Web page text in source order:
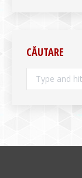
CĂUTARE
Search: